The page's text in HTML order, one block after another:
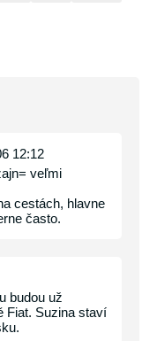
12:12
veľmi
cestách, hlavne
často.
budou už
Fiat. Suzina staví